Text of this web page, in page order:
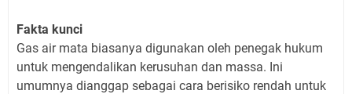
Fakta kunci
Gas air mata biasanya digunakan oleh penegak hukum
untuk mengendalikan kerusuhan dan massa. Ini
umumnya dianggap sebagai cara berisiko rendah untuk